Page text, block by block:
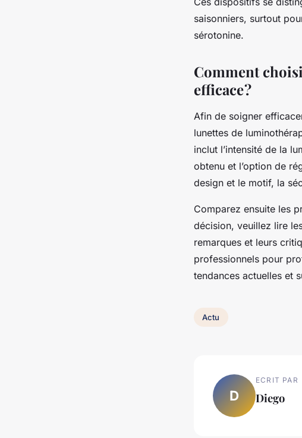
saisonniers, surtout
sérotonine.
Comment
efficace ?
Afin de soigner
lunettes de
inclut l’intensité de la
obtenu et l’option de
design et le motif, la
Comparez ensuite les
décision, veuillez lire
remarques et leurs
professionnels pour
tendances actuelles et
Actu
D
ECRIT PAR
Diego